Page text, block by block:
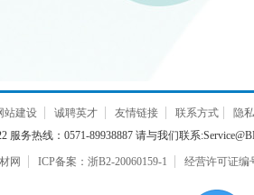
站建设 诚聘英才 友情链接 联系方式 隐
服务热线：0571-89938887 请与我们联系
网 ICP备案：浙B2-20060159-1 经营许可证编